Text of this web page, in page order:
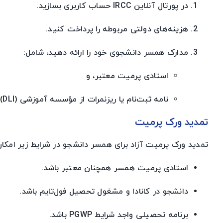
در پورتال آنلاین IRCC حساب کاربری بسازید.
هزینه‌های دولتی مربوطه را پرداخت کنید.
مدارک همسر دانشجوی خود را ارائه دهید، شامل:
استادی پرمیت معتبر، و
نامه ثبت‌نام یا ریزنمرات از مؤسسه آموزشی (DLI).
تمدید ورک پرمیت
تمدید ورک پرمیت آزاد برای همسر دانشجو در شرایط زیر
استادی پرمیت همسر همچنان معتبر باشد.
دانشجو در کانادا و مشغول تحصیل فول‌تایم باشد.
برنامه تحصیلی واجد شرایط PGWP باشد.